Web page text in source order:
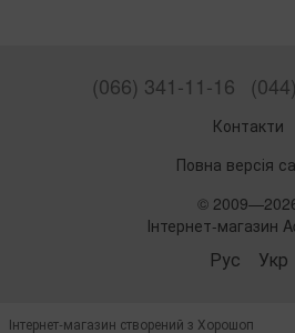
(066) 341-11-16
Контакти
Повна версія
©
Інтернет-магазин
Рус Укр
Інтернет-магазин створений з Хорошоп